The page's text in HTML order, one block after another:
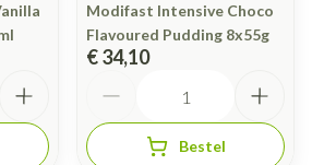
Modifast Intensive Choco
Flavoured Pudding 8x55g
€ 34,10
Bestel